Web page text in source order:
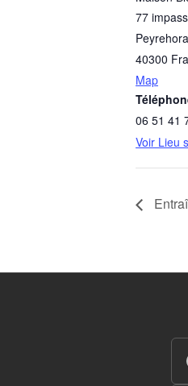
77
40300
Map
06 51 41
Voir Lieu